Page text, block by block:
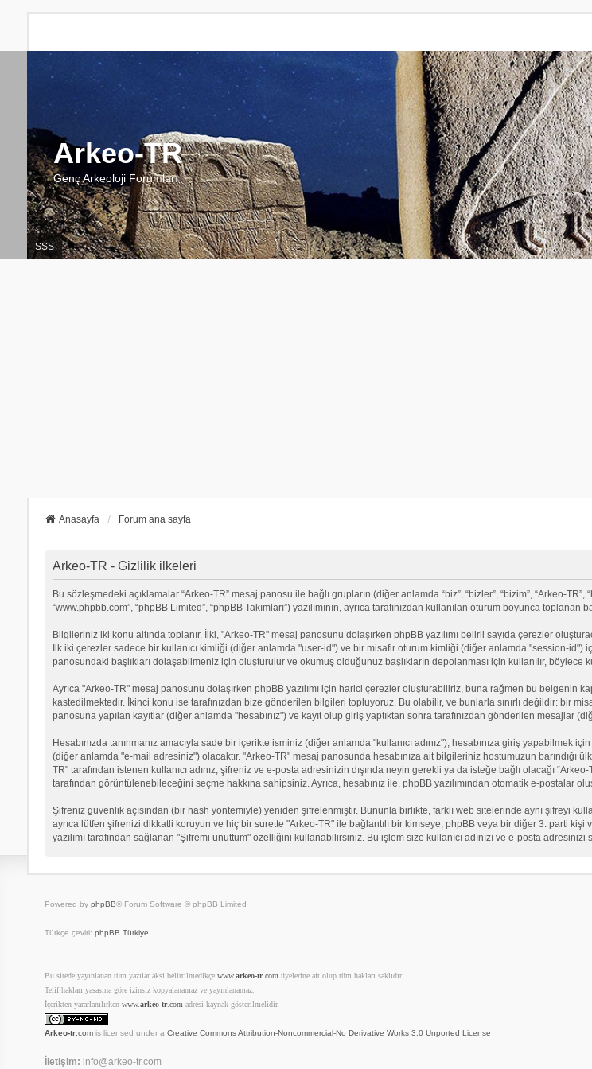
Arkeo-TR
Genç Arkeoloji Forumları
SSS
Anasayfa Forum ana sayfa
Arkeo-TR - Gizlilik ilkeleri
Bu sözleşmedeki açıklamalar “Arkeo-TR” mesaj panosu ile bağlı grupların (diğer anlamda “biz”, “bizler”, “bizim”, “Arkeo-TR”,
“www.phpbb.com”, “phpBB Limited”, “phpBB Takımları”) yazılımının, ayrıca tarafınızdan kullanılan oturum boyunca
Bilgileriniz iki konu altında toplanır. İlki, "Arkeo-TR" mesaj panosunu dolaşırken phpBB yazılımı belirli sayıda çerezler
İlk iki çerezler sadece bir kullanıcı kimliği (diğer anlamda "user-id") ve bir misafir oturum kimliği (diğer anlamda "session-id")
panosundaki başlıkları dolaşabilmeniz için oluşturulur ve okumuş olduğunuz başlıkların depolanması için kullanılır, böylece
Ayrıca "Arkeo-TR" mesaj panosunu dolaşırken phpBB yazılımı için harici çerezler oluşturabiliriz, buna rağmen bu belgenin
kastedilmektedir. İkinci konu ise tarafınızdan bize gönderilen bilgileri topluyoruz. Bu olabilir, ve bunlarla sınırlı değildir: bir
panosuna yapılan kayıtlar (diğer anlamda "hesabınız") ve kayıt olup giriş yaptıktan sonra tarafınızdan gönderilen mesajlar
Hesabınızda tanınmanız amacıyla sade bir içerikte isminiz (diğer anlamda "kullanıcı adınız"), hesabınıza giriş
(diğer anlamda "e-mail adresiniz") olacaktır. "Arkeo-TR" mesaj panosunda hesabınıza ait bilgileriniz hostumuzun barındığı
TR" tarafından istenen kullanıcı adınız, şifreniz ve e-posta adresinizin dışında neyin gerekli ya da isteğe bağlı olacağı
tarafından görüntülenebileceğini seçme hakkına sahipsiniz. Ayrıca, hesabınız ile, phpBB yazılımından otomatik e-postalar
Şifreniz güvenlik açısından (bir hash yöntemiyle) yeniden şifrelenmiştir. Bununla birlikte, farklı web sitelerinde aynı şifreyi
ayrıca lütfen şifrenizi dikkatli koruyun ve hiç bir surette "Arkeo-TR" ile bağlantılı bir kimseye, phpBB veya bir diğer 3. parti
yazılımı tarafından sağlanan "Şifremi unuttum" özelliğini kullanabilirsiniz. Bu işlem size kullanıcı adınızı ve e-posta
Powered by phpBB® Forum Software © phpBB Limited
Türkçe çeviri: phpBB Türkiye
Bu sitede yayınlanan tüm yazılar aksi belirtilmedikçe www.arkeo-tr.com üyelerine ait olup tüm hakları saklıdır.
Telif hakları yasasına göre izinsiz kopyalanamaz ve yayınlanamaz.
İçerikten yararlanılırken www.arkeo-tr.com adresi kaynak gösterilmelidir.
Arkeo-tr.comis licensed under a Creative Commons Attribution-Noncommercial-No Derivative Works 3.0 Unported License
İletişim: info@arkeo-tr.com